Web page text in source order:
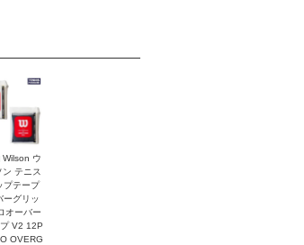
Wilson ウ
ン テニス
プテープ
ーグリッ
オーバー
V2 12P
OVERG